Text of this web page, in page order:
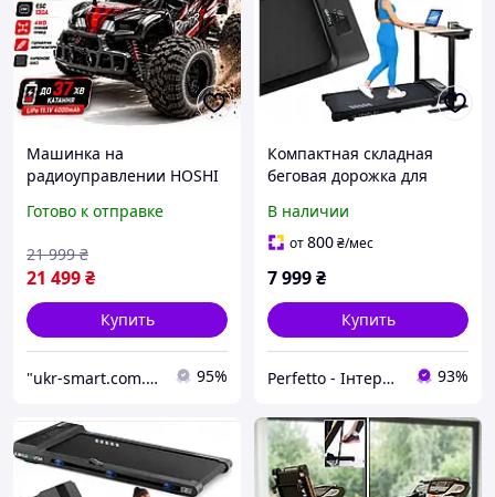
Машинка на
радиоуправлении HOSHI
1:8 до 100+ км/ч |
Monster Truck 3670
2500KV | RC внедорожник
Готово к отправке
21 499₴
21 999 ₴
Купить
"ukr-smart.com.ua" - интернет-магазин 95%
Компактная складная
беговая дорожка для
Gymtek 1-8 км/ч. до 100 кг.
Bluetooth ультратонкая
В наличии
от800₴/мес
7 999₴
Купить
Perfetto - Інтернет-магазин 93%